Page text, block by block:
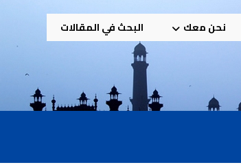
نحن معك البحث في المقالات